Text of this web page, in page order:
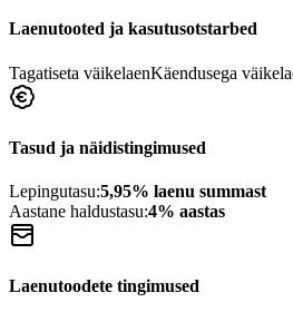
Laenutooted ja kasutusotstarbed
Tagatiseta väikelaenKäendusega
Tasud ja näidistingimused
Lepingutasu:5,95% laenu summast
Aastane haldustasu:4% aastas
Laenutoodete tingimused